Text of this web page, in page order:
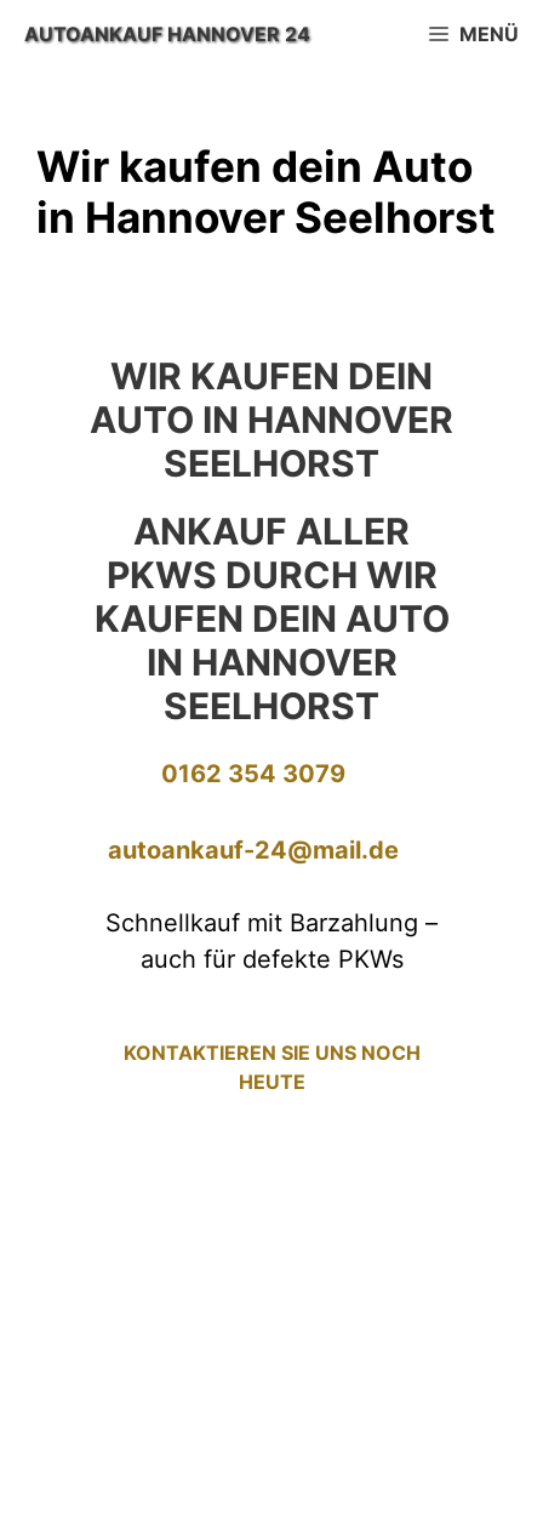
InhaltAUTOANKAUF HANNOVER 24 MENÜ
Wir kaufen dein Auto
in Hannover Seelhorst
WIR KAUFEN DEIN
AUTO IN HANNOVER
SEELHORST
ANKAUF ALLER
PKWS DURCH WIR
KAUFEN DEIN AUTO
IN HANNOVER
SEELHORST
0162 354 3079
autoankauf-24@mail.de
Schnellkauf mit Barzahlung –
auch für defekte PKWs
KONTAKTIEREN SIE UNS NOCH
HEUTE